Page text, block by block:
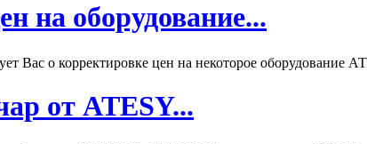
на оборудование...
о корректировке цен на некоторое оборудование
от ATESY...